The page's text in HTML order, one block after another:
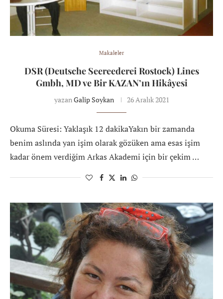
Makaleler
DSR (Deutsche Seereederei Rostock) Lines
Gmbh, MD ve Bir KAZAN’ın Hikâyesi
yazanGalip Soykan 26 Aralık 2021
Okuma Süresi: Yaklaşık 12 dakikaYakın bir zamanda
benim aslında yan işim olarak gözüken ama esas işim
kadar önem verdiğim Arkas Akademi için bir çekim …